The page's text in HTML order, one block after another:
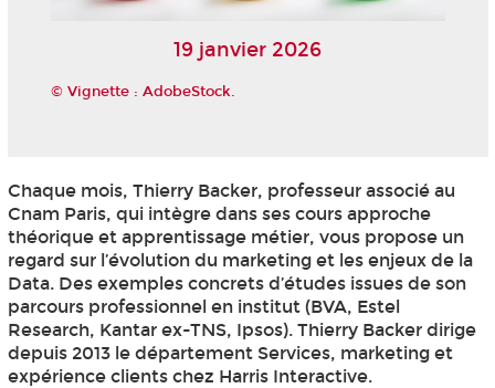
19 janvier 2026
© Vignette : AdobeStock.
Chaque mois, Thierry Backer, professeur associé au
Cnam Paris, qui intègre dans ses cours approche
théorique et apprentissage métier, vous propose un
regard sur l’évolution du marketing et les enjeux de la
Data. Des exemples concrets d’études issues de son
parcours professionnel en institut (BVA, Estel
Research, Kantar ex-TNS, Ipsos). Thierry Backer dirige
depuis 2013 le département Services, marketing et
expérience clients chez Harris Interactive.